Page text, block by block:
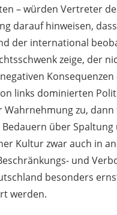
– würden Vertreter
darauf hinweisen,
der international
zeige, der
links dominierten
Wahrnehmung zu,
Bedauern über
Kultur zwar auch in
und
besonders
werden.